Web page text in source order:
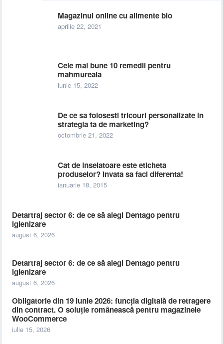
Magazinul online cu alimente bio
aprilie 22, 2021
Cele mai bune 10 remedii pentru
mahmureala
iunie 15, 2022
De ce sa folosesti tricouri personalizate in
strategia ta de marketing?
octombrie 21, 2022
Cat de inselatoare este eticheta
produselor? Invata sa faci diferenta!
ianuarie 18, 2015
Detartraj sector 6: de ce să alegi Dentago pentru
igienizare
august 6, 2026
Detartraj sector 6: de ce să alegi Dentago pentru
igienizare
august 6, 2026
Obligatorie din 19 iunie 2026: funcția digitală de retragere
din contract. O soluție românească pentru magazinele
WooCommerce
iulie 15, 2026